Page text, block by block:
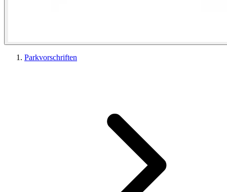
Parkvorschriften